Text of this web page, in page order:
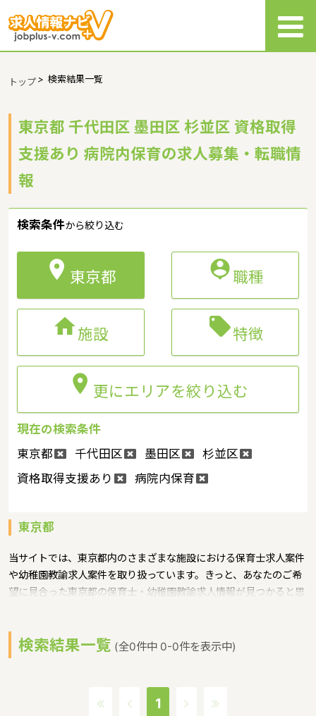
トップ> 検索結果一覧
東京都 千代田区 墨田区 杉並区 資格取得
支援あり 病院内保育の求人募集・転職情
報
検索条件から絞り込む
 東京都 職種
施設 特徴
 更にエリアを絞り込む
現在の検索条件
東京都
千代田区 墨田区
杉並区
資格取得支援あり
病院内保育
東京都
当サイトでは、東京都内のさまざまな施設における保育士求人案件
や幼稚園教諭求人案件を取り扱っています。きっと、あなたのご希
望に見合った東京都の保育士・幼稚園教諭求人情報が見つかると思
す。一方で東京都内の膨大な保育園・幼稚園では保育士・幼稚園教
諭が慢性的に不足しているのも事実です。そのような人手不足が顕
士・幼稚園教諭の求人探しは『求人情報ナビ+V』にお任せくださ
検索結果一覧 (全0件中 0-0件を表示中)
1